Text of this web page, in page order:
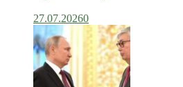
27.07.20260